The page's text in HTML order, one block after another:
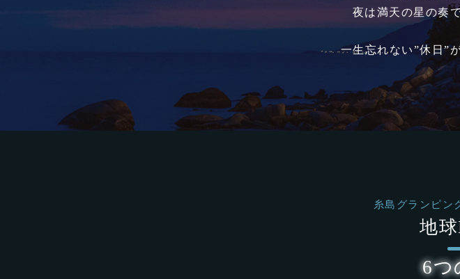
夜は満天の星の奏
一生忘れない”休日”
糸島グランピ
地
6つ